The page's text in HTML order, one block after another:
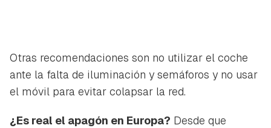
Otras recomendaciones son no utilizar el coche
ante la falta de iluminación y semáforos y no usar
el móvil para evitar colapsar la red.
¿Es real el apagón en Europa? Desde que